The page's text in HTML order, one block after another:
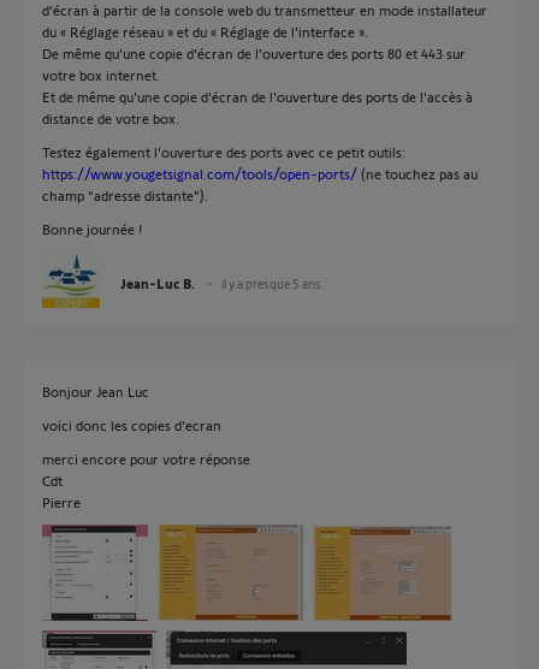
d’écran à partir de la console web du transmetteur en mode installateur
du « Réglage réseau » et du « Réglage de l’interface ».
De même qu’une copie d’écran de l’ouverture des ports 80 et 443 sur
votre box internet.
Et de même qu'une copie d'écran de l'ouverture des ports de l'accès à
distance de votre box.
Testez également l'ouverture des ports avec ce petit outils:
https://www.yougetsignal.com/tools/open-ports/ (ne touchez pas au
champ "adresse distante").
Bonne journée !
Jean-Luc B. il y a presque 5 ans
Bonjour Jean Luc
voici donc les copies d'ecran
merci encore pour votre réponse
Cdt
Pierre